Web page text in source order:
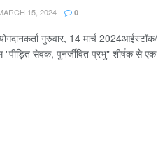
15, 2024 0
गुरुवार, 14 मार्च 2024आईस्टॉक/
सेवक, पुनर्जीवित प्रभु" शीर्षक से एक